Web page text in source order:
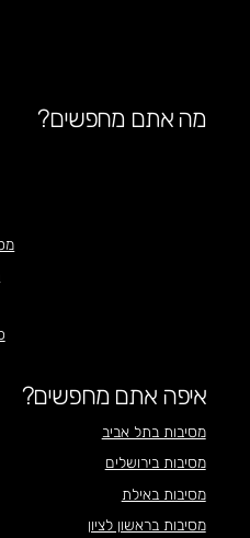
מה אתם מחפשים?
איפה אתם מחפשים?
מסיבות בתל אביב
מסיבות בירושלים
מסיבות באילת
מסיבות בראשון לציון